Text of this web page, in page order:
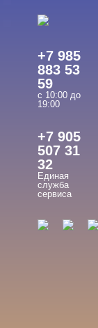
Runail
ЦЕНА
+7 985
883 53
59
с 10:00 до
19:00
+7 905
507 31
32
Единая
служба
сервиса